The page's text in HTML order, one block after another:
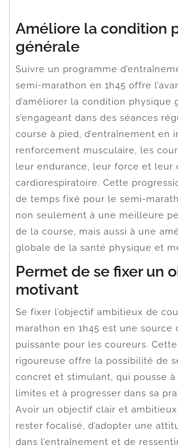
Améliore la condition
générale
Suivre un programme
semi-marathon en 1h45 offre
d’améliorer la condition physique
s’engageant dans des séances
course à pied, d’entraînement en
renforcement musculaire, les
leur endurance, leur force et leur
cardiorespiratoire. Cette
de temps fixé pour le semi-
non seulement à une meilleure
de la course, mais aussi à une
globale de la santé physique et
Permet de se fixer un
motivant
Se fixer l’objectif ambitieux de
marathon en 1h45 est une source
puissante pour les coureurs.
rigoureuse offre la possibilité de
concret et stimulant, qui pousse à
limites et à progresser dans sa
Avoir un objectif clair et
rester focalisé, d’adopter une
dans l’entraînement et de